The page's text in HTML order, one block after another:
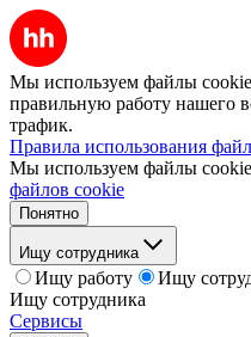
Мы используем файлы
правильную работу нашего
трафик.
Правила использования
Мы используем файлы
файлов cookie
Понятно
Ищу сотрудника
Ищу работу
Ищу
Ищу сотрудника
Сервисы